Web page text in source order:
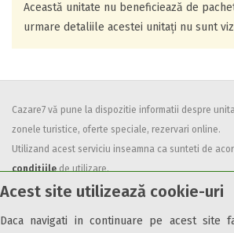
Acest site utilizează cookie-uri
Daca navigati in continuare pe acest site
Această unitate nu beneficiează de
urmare detaliile acestei unitați nu sunt
Cazare7 vă pune la dispozitie informatii despre
zonele turistice, oferte speciale, rezervari online.
Utilizand acest serviciu inseamna ca sunteti de
condițiilede utilizare.